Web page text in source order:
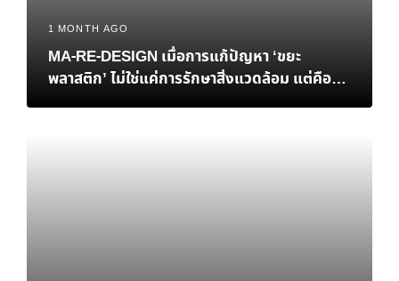
1 MONTH AGO
MA-RE-DESIGN เมื่อการแก้ปัญหา ‘ขยะ
พลาสติก’ ไม่ใช่แค่การรักษาสิ่งแวดล้อม แต่คือ
‘ทางรอด’ ทางเศรษฐกิจของไทย